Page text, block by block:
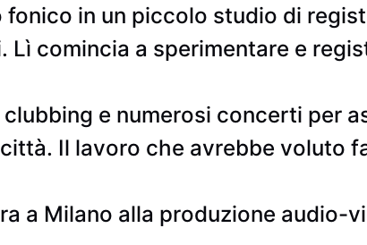
in un piccolo studio di
comincia a sperimentare e
e numerosi concerti per
Il lavoro che avrebbe voluto
a Milano alla produzione audio-